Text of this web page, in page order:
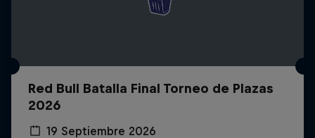
Red Bull Batalla Final Torneo de Plazas
2026
19 Septiembre 2026